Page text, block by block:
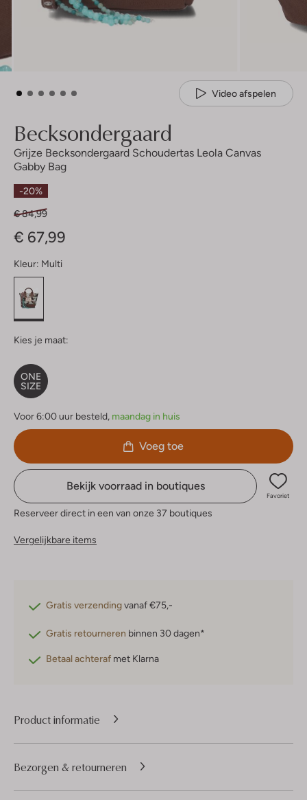
Video afspelen
Becksondergaard
Grijze Becksondergaard Schoudertas Leola Canvas
Gabby Bag
-20%
€ 84,99
€ 67,99
Kleur: Multi
Kies je maat:
ONE
SIZE
Voor 6:00 uur besteld, maandag in huis
Voeg toe
Bekijk voorraad in boutiques
Favoriet
Reserveer direct in een van onze 37 boutiques
Vergelijkbare items
Gratis verzendingvanaf €75,-
Gratis retourneren binnen 30 dagen*
Betaal achteraf met Klarna
Product informatie
Bezorgen & retourneren